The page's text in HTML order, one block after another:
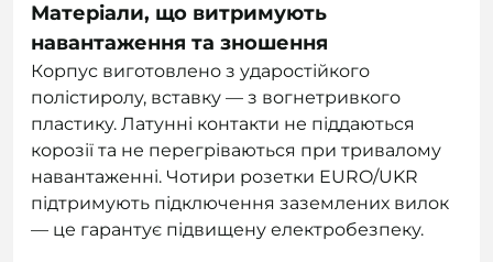
Матеріали, що витримують
навантаження та зношення
Корпус виготовлено з ударостійкого
полістиролу, вставку — з вогнетривкого
пластику. Латунні контакти не піддаються
корозії та не перегріваються при тривалому
навантаженні. Чотири розетки EURO/UKR
підтримують підключення заземлених вилок
— це гарантує підвищену електробезпеку.